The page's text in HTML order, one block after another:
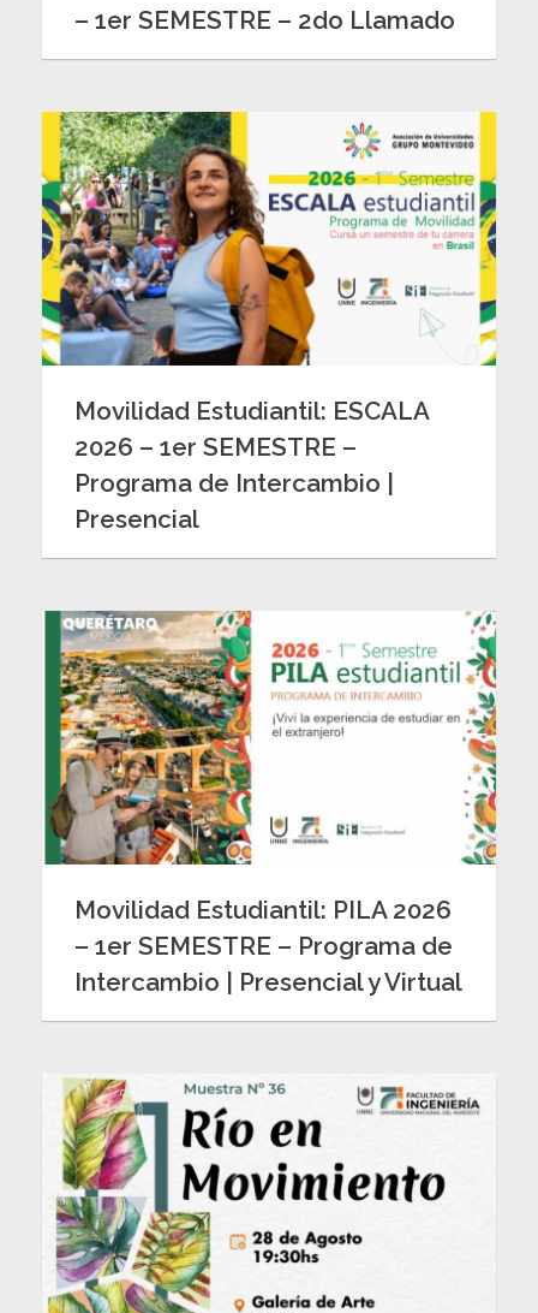
– 1er SEMESTRE – 2do Llamado
Movilidad Estudiantil: ESCALA
2026 – 1er SEMESTRE –
Programa de Intercambio |
Presencial
Movilidad Estudiantil: PILA 2026
– 1er SEMESTRE – Programa de
Intercambio | Presencial y Virtual